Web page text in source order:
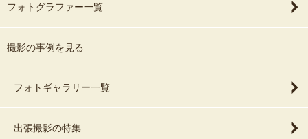
フォトグラファー一覧
撮影の事例を見る
フォトギャラリー一覧
出張撮影の特集